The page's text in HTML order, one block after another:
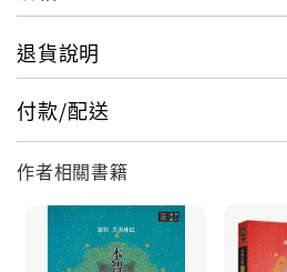
第三個，一切萬法都如光影如眼
的人看到的假象一樣。
第四個，一切萬法都如海市蜃樓
第五個，一切萬法都如水裡的月
第六個，一切萬法都如空谷回音。
第七個，一切萬法都如尋香神所
城）。
第八個，一切萬法都如變化。
退貨說明
付款/配送
作者相關書籍